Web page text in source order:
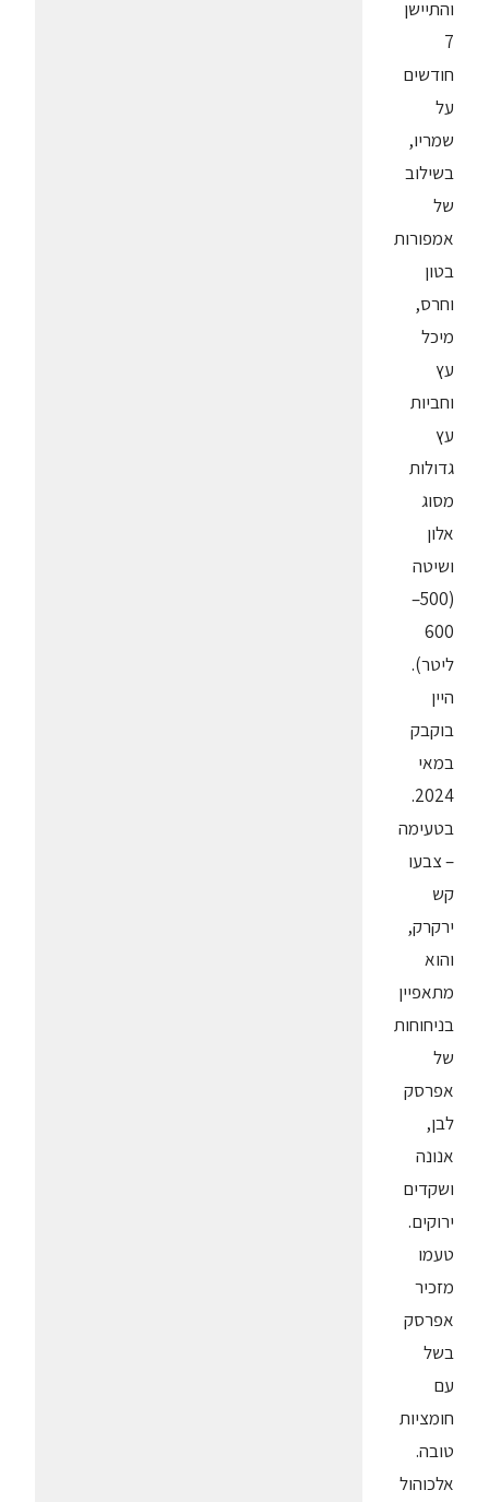
והתיישן
7
חודשים
על
שמריו,
בשילוב
של
אמפורות
בטון
וחרס,
מיכל
עץ
וחביות
עץ
גדולות
מסוג
אלון
ושיטה
(500–
600
ליטר).
היין
בוקבק
במאי
2024.
בטעימה
– צבעו
קש
ירקרק,
והוא
מתאפיין
בניחוחות
של
אפרסק
לבן,
אנונה
ושקדים
ירוקים.
טעמו
מזכיר
אפרסק
בשל
עם
חומציות
טובה.
אלכוהול